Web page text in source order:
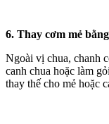
Thay
6. Thay cơm mẻ
Ngoài vị chua, chanh
canh chua hoặc làm
thay thế cho mẻ hoặc